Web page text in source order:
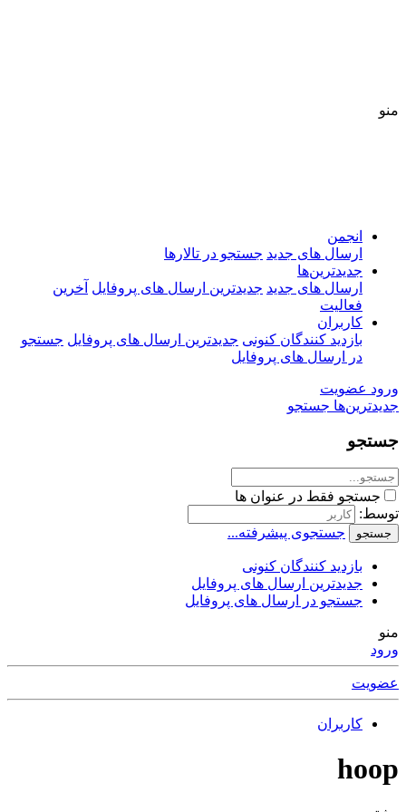
منو
انجمن
ارسال های جدید جستجو در تالارها
جدیدترین‌ها
ارسال های جدید جدیدترین ارسال های پروفایل آخرین
فعالیت
کاربران
بازدید کنندگان کنونی جدیدترین ارسال های پروفایل جستجو
در ارسال های پروفایل
ورود عضویت
جدیدترین‌ها جستجو
جستجو
جستجو فقط در عنوان ها
توسط:
جستجو جستجوی پیشرفته...
بازدید کنندگان کنونی
جدیدترین ارسال های پروفایل
جستجو در ارسال های پروفایل
منو
ورود
عضویت
کاربران
hoop